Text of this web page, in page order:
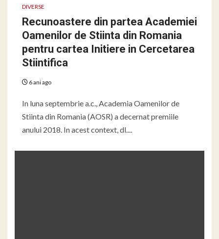
DIVERSE
Recunoastere din partea Academiei
Oamenilor de Stiinta din Romania
pentru cartea Initiere in Cercetarea
Stiintifica
6 ani ago
In luna septembrie a.c., Academia Oamenilor de
Stiinta din Romania (AOSR) a decernat premiile
anului 2018. In acest context, dl....